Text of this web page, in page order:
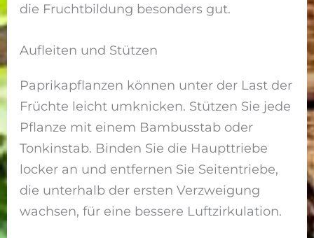
die Fruchtbildung besonders gut.
Aufleiten und Stützen
Paprikapflanzen können unter der Last der
Früchte leicht umknicken. Stützen Sie jede
Pflanze mit einem Bambusstab oder
Tonkinstab. Binden Sie die Haupttriebe
locker an und entfernen Sie Seitentriebe,
die unterhalb der ersten Verzweigung
wachsen, für eine bessere Luftzirkulation.